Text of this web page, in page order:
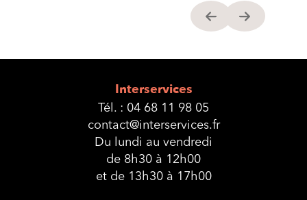
Interservices
Tél. : 04 68 11 98 05
contact@interservices.fr
Du lundi au vendredi
de 8h30 à 12h00
et de 13h30 à 17h00